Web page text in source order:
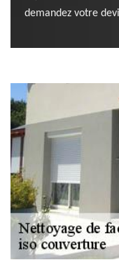
demandez votre